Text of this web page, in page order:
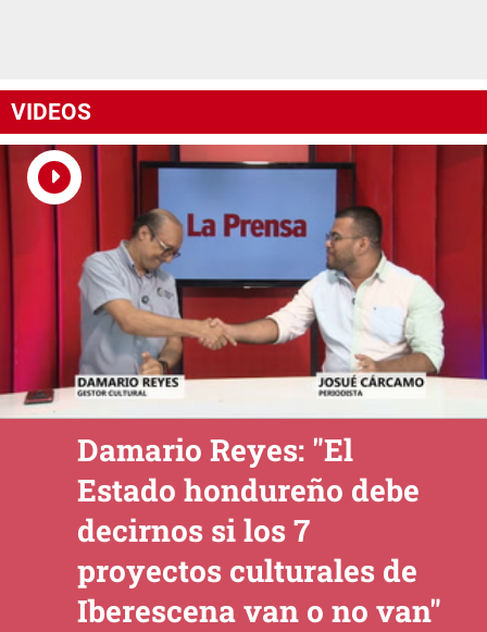
VIDEOS
Damario Reyes: "El
Estado hondureño debe
decirnos si los 7
proyectos culturales de
Iberescena van o no van"